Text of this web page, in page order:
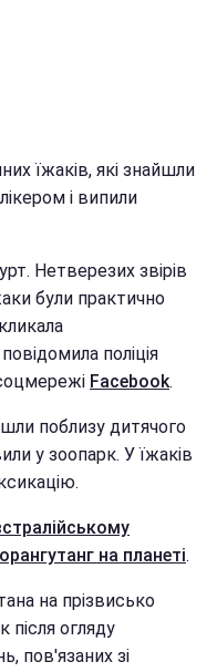
їжаків, які знайшли
і випили
Нетверезих звірів
були практично
поліція
Facebook.
поблизу дитячого
у зоопарк. У їжаків
на планеті.
на прізвисько
після огляду
пов'язаних зі